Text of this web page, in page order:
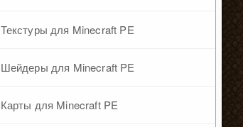
Текстуры для Minecraft PE
Шейдеры для Minecraft PE
Карты для Minecraft PE